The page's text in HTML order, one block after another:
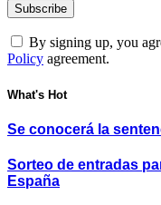
By signing up, you
Policy agreement.
What's Hot
Se conocerá la
Sorteo de entradas
España